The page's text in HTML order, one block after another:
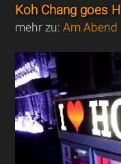
Koh Chang goes
mehr zu:Am Abend